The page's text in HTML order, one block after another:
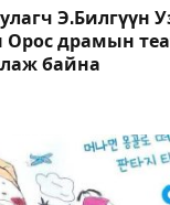
Э.Билгүүн
Орос драмын
байна